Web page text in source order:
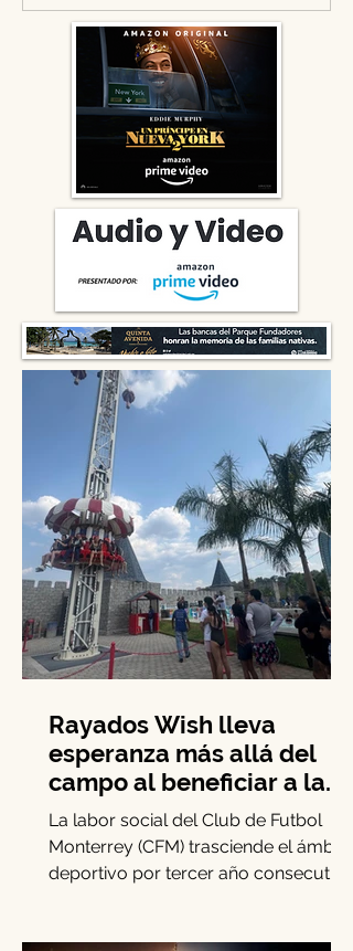
evidencia contraste
navideño y llama a la
solidaridad en tiempos de
guerra
Rayados Wish lleva
esperanza más allá del
campo al beneficiar a la
niñez con enfermedades
La labor social del Club de Futbol